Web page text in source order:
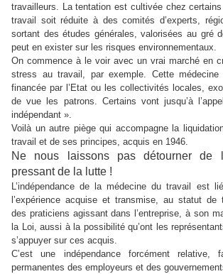
travailleurs.
La tentation est cultivée chez
travail soit réduite à des comités d’experts,
sortant des études générales, valorisées au gré
peut en exister sur les risques environnementaux.
On commence à le voir avec un vrai marché en
stress au travail, par exemple. Cette médecine
financée par l’Etat ou les collectivités locales,
de vue les patrons. Certains vont jusqu’à
indépendant ».
Voilà un autre piège qui accompagne la
travail et de ses principes, acquis en 1946.
Ne nous laissons pas détourner de
pressant de la lutte !
L’indépendance de la médecine du travail est
l’expérience acquise et transmise, au statut de
des praticiens agissant dans l’entreprise, à son
la Loi, aussi à la possibilité qu’ont les
s’appuyer sur ces acquis.
C’est une indépendance forcément relative,
permanentes des employeurs et des